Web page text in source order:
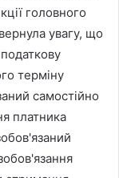
головного
увагу, що
терміну
самостійно
платника